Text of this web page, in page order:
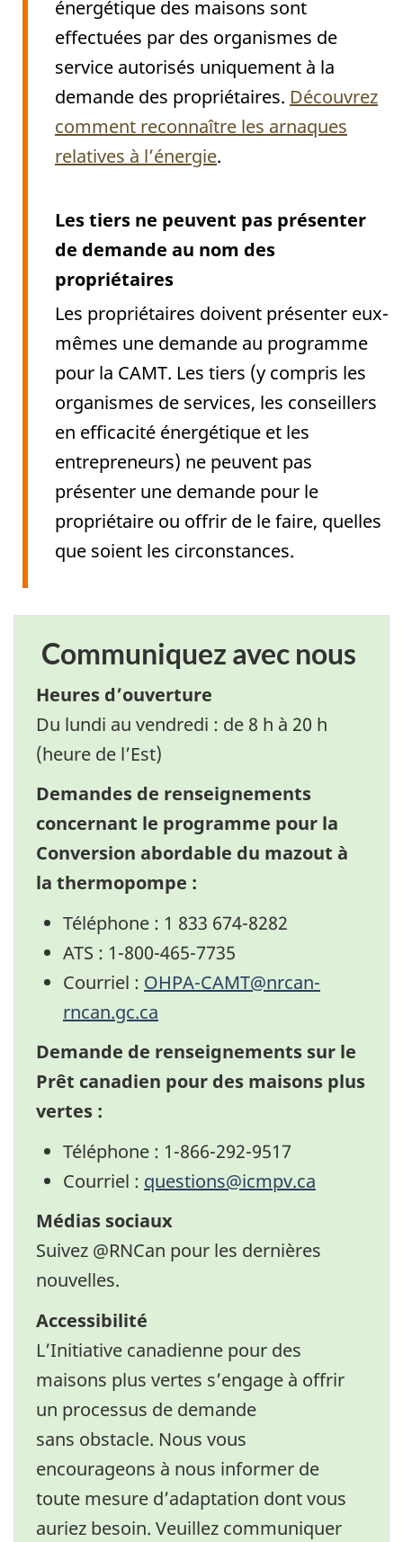
énergétique des maisons sont
effectuées par des organismes de
service autorisés uniquement à la
demande des propriétaires. Découvrez
comment reconnaître les arnaques
relatives à l’énergie.
Les tiers ne peuvent pas présenter
de demande au nom des
propriétaires
Les propriétaires doivent présenter eux-
mêmes une demande au programme
pour la CAMT. Les tiers (y compris les
organismes de services, les conseillers
en efficacité énergétique et les
entrepreneurs) ne peuvent pas
présenter une demande pour le
propriétaire ou offrir de le faire, quelles
que soient les circonstances.
Communiquez avec nous
Heures d’ouverture
Du lundi au vendredi : de 8 h à 20 h
(heure de l’Est)
Demandes de renseignements
concernant le programme pour la
Conversion abordable du mazout à
la thermopompe :
Téléphone : 1 833 674-8282
ATS : 1-800-465-7735
Courriel : OHPA-CAMT@nrcan-
rncan.gc.ca
Demande de renseignements sur le
Prêt canadien pour des maisons plus
vertes :
Téléphone : 1-866-292-9517
Courriel : questions@icmpv.ca
Médias sociaux
Suivez @RNCan pour les dernières
nouvelles.
Twitter
Facebook
LinkedIn
YouTube
Accessibilité
L’Initiative canadienne pour des
maisons plus vertes s’engage à offrir
un processus de demande
sans obstacle. Nous vous
encourageons à nous informer de
toute mesure d’adaptation dont vous
auriez besoin. Veuillez communiquer